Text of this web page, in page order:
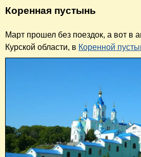
Коренная пустынь
Март прошел без поездок, а вот в
Курской области, в Коренной